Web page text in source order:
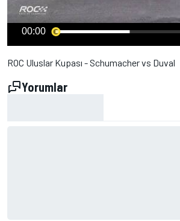
00:00
ROC Uluslar Kupası - Schumacher vs Duval
Yorumlar